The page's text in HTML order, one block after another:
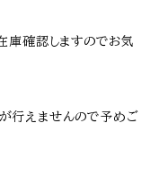
庫確認しますのでお気
行えませんので予めご